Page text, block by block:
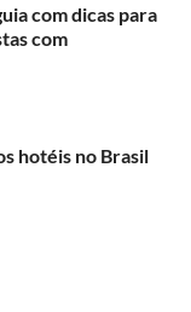
com dicas para
com
hotéis no Brasil